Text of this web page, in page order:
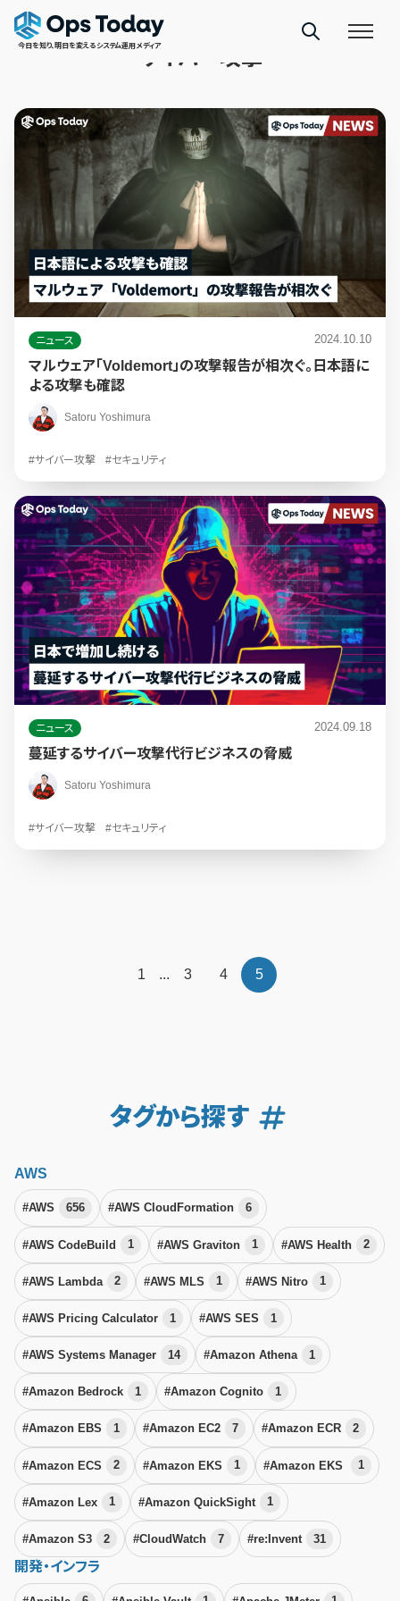
今日を知り、明日を変えるシステム運用メディアサイバー攻撃
ニュース 2024.10.10
マルウェア「Voldemort」の攻撃報告が相次ぐ。日本語に
よる攻撃も確認
Satoru Yoshimura
#サイバー攻撃 #セキュリティ
ニュース 2024.09.18
蔓延するサイバー攻撃代行ビジネスの脅威
Satoru Yoshimura
#サイバー攻撃 #セキュリティ
1 ... 3 4 5
タグから探す
AWS
#AWS 656 #AWS CloudFormation 6
#AWS CodeBuild 1 #AWS Graviton 1 #AWS Health 2
#AWS Lambda 2 #AWS MLS 1 #AWS Nitro 1
#AWS Pricing Calculator 1 #AWS SES 1
#AWS Systems Manager 14 #Amazon Athena 1
#Amazon Bedrock 1 #Amazon Cognito 1
#Amazon EBS 1 #Amazon EC2 7 #Amazon ECR 2
#Amazon ECS 2 #Amazon EKS 1 #Amazon EKS 1
#Amazon Lex 1 #Amazon QuickSight 1
#Amazon S3 2 #CloudWatch 7 #re:Invent 31
開発・インフラ